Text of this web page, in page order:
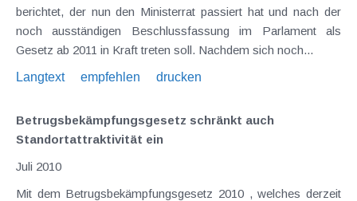
berichtet, der nun den Ministerrat passiert hat und nach der
noch ausständigen Beschlussfassung im Parlament als
Gesetz ab 2011 in Kraft treten soll. Nachdem sich noch...
Langtext
empfehlen drucken
Betrugsbekämpfungsgesetz schränkt auch
Standortattraktivität ein
Juli 2010
Mit dem Betrugsbekämpfungsgesetz 2010 , welches derzeit